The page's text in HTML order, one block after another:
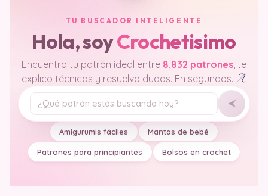
TU BUSCADOR INTELIGENTE
Hola, soyCrochetisimo
Encuentro tu patrón ideal entre 8.832 patrones , te
explico técnicas y resuelvo dudas. En segundos.
Tu pregunta
Amigurumis fáciles Mantas de bebé
Patrones para principiantes Bolsos en crochet